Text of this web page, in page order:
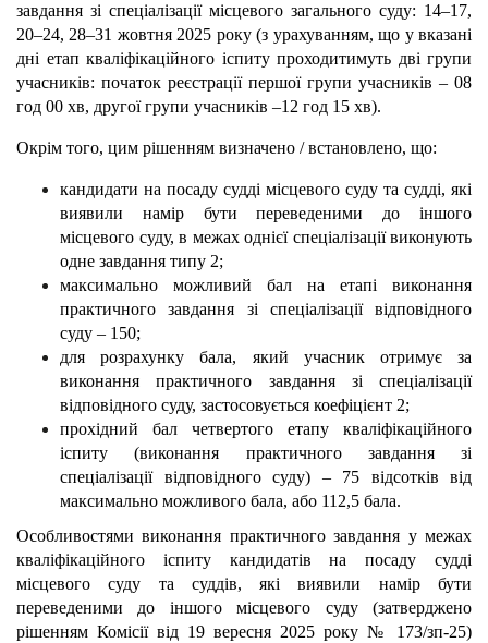
завдання зі спеціалізації місцевого загального суду: 14–17,
20–24, 28–31 жовтня 2025 року (з урахуванням, що у вказані
дні етап кваліфікаційного іспиту проходитимуть дві групи
учасників: початок реєстрації першої групи учасників – 08
год 00 хв, другої групи учасників –12 год 15 хв).
Окрім того, цим рішенням визначено / встановлено, що:
кандидати на посаду судді місцевого суду та судді, які
виявили намір бути переведеними до іншого
місцевого суду, в межах однієї спеціалізації виконують
одне завдання типу 2;
максимально можливий бал на етапі виконання
практичного завдання зі спеціалізації відповідного
суду – 150;
для розрахунку бала, який учасник отримує за
виконання практичного завдання зі спеціалізації
відповідного суду, застосовується коефіцієнт 2;
прохідний бал четвертого етапу кваліфікаційного
іспиту (виконання практичного завдання зі
спеціалізації відповідного суду) – 75 відсотків від
максимально можливого бала, або 112,5 бала.
Особливостями виконання практичного завдання у межах
кваліфікаційного іспиту кандидатів на посаду судді
місцевого суду та суддів, які виявили намір бути
переведеними до іншого місцевого суду (затверджено
рішенням Комісії від 19 вересня 2025 року № 173/зп-25)